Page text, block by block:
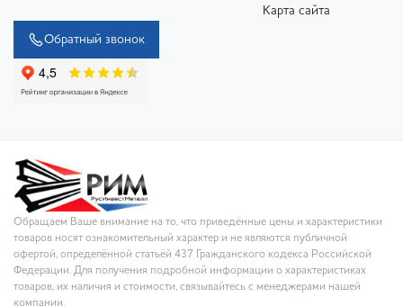
Карта сайта
Обратный звонок
Обращаем Ваше внимание на то, что приведённые цены и характеристики
товаров носят ознакомительный характер и не являются публичной
офертой, определённой статьёй 437 Гражданского кодекса Российской
Федерации. Для получения подробной информации о характеристиках
товаров, их наличия и стоимости, связывайтесь с менеджерами нашей
компании.